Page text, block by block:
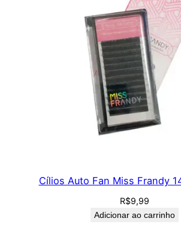
Cílios Auto Fan Miss Frandy
R$9,99
Adicionar ao carrinho